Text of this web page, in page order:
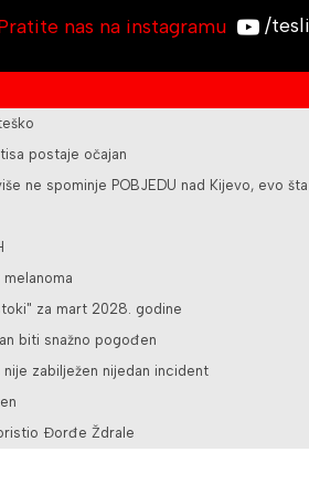
/
postaje očajan
ne spominje POBJEDU nad Kijevo, evo
za mart 2028. godine
biti snažno pogođen
nije zabilježen nijedan incident
Đorđe Ždrale